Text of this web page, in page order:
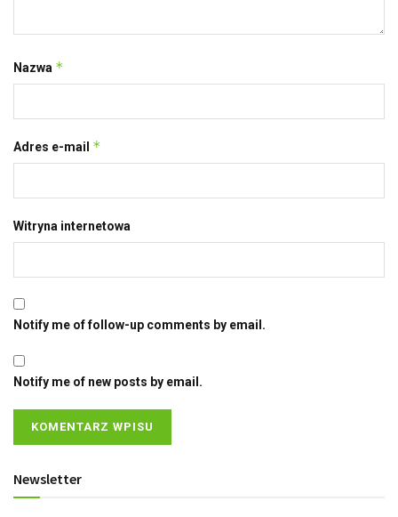
Nazwa *
Adres e-mail *
Witryna internetowa
Notify me of follow-up comments by email.
Notify me of new posts by email.
Newsletter